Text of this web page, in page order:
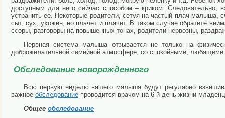
доступным для него сейчас способом – криком. Следовательно,
устранить ее. Некоторые родители, сетуя на частый плач малыша,
сыт, сух, ухожен, но плачет и плачет. В таком случае обратите
ссоры, разговоры на повышенных тонах, родители нервозны,
Нервная система малыша отзывается не только на
доброжелательной семейной атмосфере, со спокойными, любящими
Обследование новорожденного
Всю первую неделю вашего малыша будут регулярно
важное обследование проводится врачом на 6-й день жизни
Общее обследование